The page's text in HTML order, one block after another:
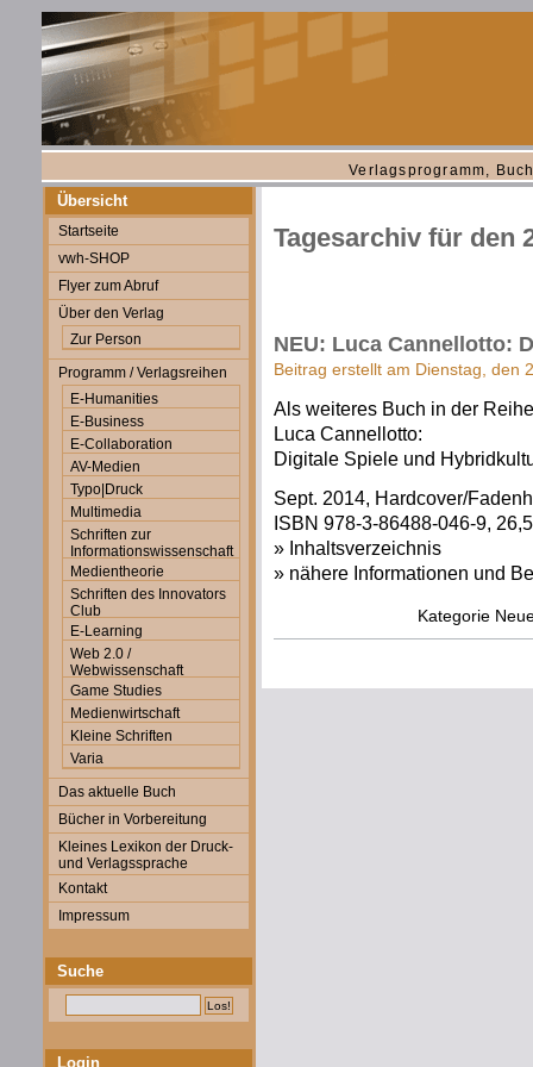
Verlagsprogramm,
Übersicht
Startseite
vwh-SHOP
Flyer zum Abruf
Über den Verlag
Zur Person
Programm / Verlagsreihen
E-Humanities
E-Business
E-Collaboration
AV-Medien
Typo|Druck
Multimedia
Schriften zur
Informationswissenschaft
Medientheorie
Schriften des Innovators
Club
E-Learning
Web 2.0 /
Webwissenschaft
Game Studies
Medienwirtschaft
Kleine Schriften
Varia
Das aktuelle Buch
Bücher in Vorbereitung
Kleines Lexikon der Druck-
und Verlagssprache
Kontakt
Impressum
Suche
Login
Tagesarchiv für den
NEU: Luca Cannellotto:
Beitrag erstellt am Dienstag, den
Als weiteres Buch in der
Luca Cannellotto:
Digitale Spiele und
Sept. 2014, Hardcover/
ISBN 978-3-86488-046-9,
» Inhaltsverzeichnis
» nähere Informationen und
Kategorie